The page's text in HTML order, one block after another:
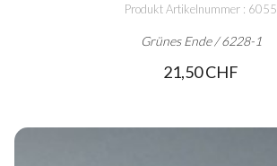
Produkt Artikelnummer : 6055
Grünes Ende / 6228-1
21,50 CHF